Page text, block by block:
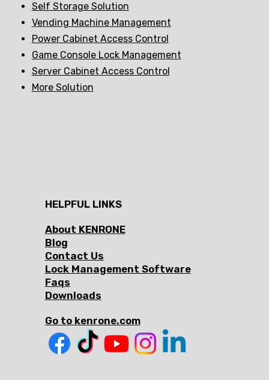
Self Storage Solution
Vending Machine Management
Power Cabinet Access Control
Game Console Lock Management
Server Cabinet Access Control
More Solution
HELPFUL LINKS
About KENRONE
Blog
Contact Us
Lock Management Software
Faqs
Downloads
Go to kenrone.com